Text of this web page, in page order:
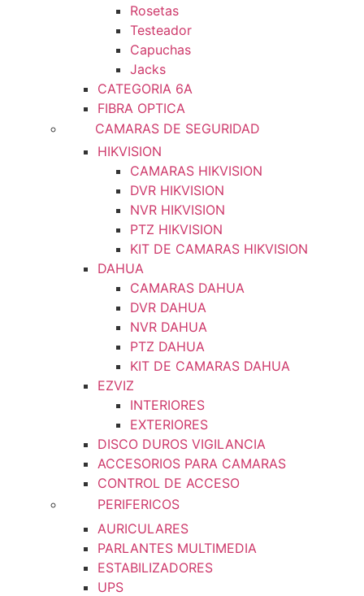
Rosetas
Testeador
Capuchas
Jacks
CATEGORIA 6A
FIBRA OPTICA
CAMARAS DE SEGURIDAD
HIKVISION
CAMARAS HIKVISION
DVR HIKVISION
NVR HIKVISION
PTZ HIKVISION
KIT DE CAMARAS HIKVISION
DAHUA
CAMARAS DAHUA
DVR DAHUA
NVR DAHUA
PTZ DAHUA
KIT DE CAMARAS DAHUA
EZVIZ
INTERIORES
EXTERIORES
DISCO DUROS VIGILANCIA
ACCESORIOS PARA CAMARAS
CONTROL DE ACCESO
PERIFERICOS
AURICULARES
PARLANTES MULTIMEDIA
ESTABILIZADORES
UPS